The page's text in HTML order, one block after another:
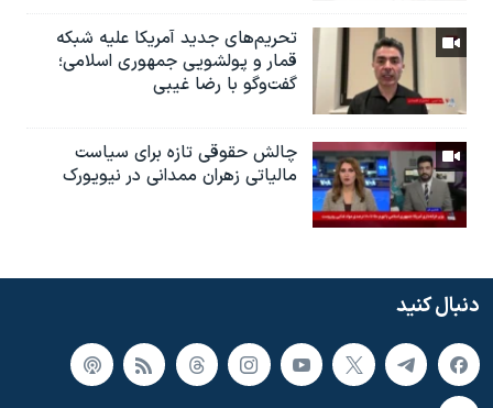
تحریم‌های جدید آمریکا علیه شبکه
قمار و پولشویی جمهوری اسلامی؛
گفت‌وگو با رضا غیبی
چالش حقوقی تازه برای سیاست
مالیاتی زهران ممدانی در نیویورک
دنبال کنید